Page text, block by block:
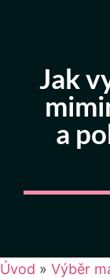
Jak
a
Úvod » Výběr